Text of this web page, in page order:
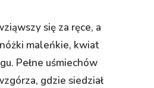
się za ręce, a
maleńkie, kwiat
Pełne uśmiechów
gdzie siedział